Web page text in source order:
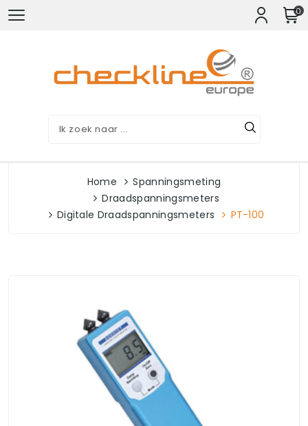
0
Home
Spanningsmeting
Draadspanningsmeters
Digitale Draadspanningsmeters
PT-100